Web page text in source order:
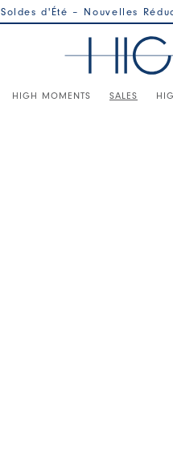
Soldes d'Été – Nouvelles
HIGH MOMENTS SALES